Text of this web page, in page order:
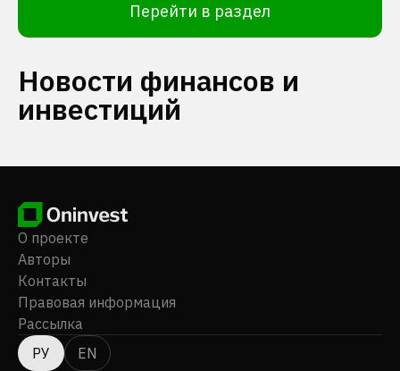
Перейти в раздел
Новости финансов и
инвестиций
О проекте
Авторы
Контакты
Правовая информация
Рассылка
РУ
EN